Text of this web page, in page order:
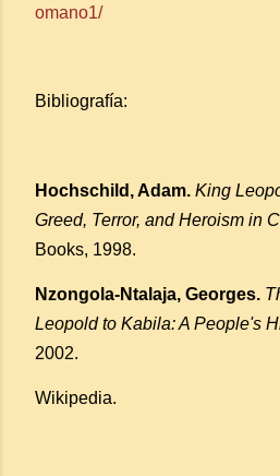
omano1/
Bibliografía:
Hochschild, Adam. King
Greed, Terror, and Heroism in
Books, 1998.
Nzongola-Ntalaja, Georges.
Leopold to Kabila: A People's
2002.
Wikipedia.